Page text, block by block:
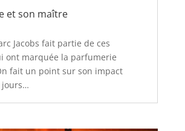
et son maître
Jacobs fait partie de ces
ont marquée la parfumerie
fait un point sur son impact
jours…